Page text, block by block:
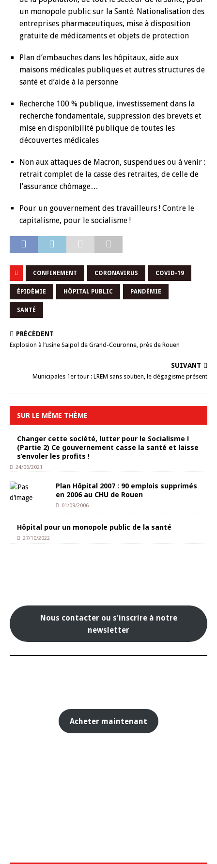
un monopole public sur la Santé. Nationalisation des
entreprises pharmaceutiques, mise à disposition
gratuite de médicaments et objets de protection
Plan d’embauches dans les hôpitaux, aide aux
maisons médicales publiques et autres structures de
santé et d’aide à la personne
Recherche 100 % publique, investissement dans la
recherche fondamentale, suppression des brevets et
mise en disponibilité publique de toutes les
découvertes médicales
Non aux attaques de Macron, suspendues ou à venir :
retrait complet de la casse des retraites, de celle de
l’assurance chômage…
Pour un gouvernement des travailleurs ! Contre le
capitalisme, pour le socialisme !
CONFINEMENT CORONAVIRUS COVID-19
ÉPIDÉMIE HÔPITAL PUBLIC PANDÉMIE
SANTÉ
PRÉCÉDENT
Explosion à l’usine Saipol de Grand-Couronne, près de Rouen
SUIVANT
Municipales 1er tour : LREM sans soutien, le dégagisme présent
SUR LE MÊME THÈME
Changer cette société, lutter pour le Socialisme !
(Partie 2) Ce gouvernement casse la santé et laisse
s’envoler les profits !
24/06/2021
Plan Hôpital 2007 : 90 emplois supprimés
en 2006 au CHU de Rouen
01/09/2006
Hôpital pour un monopole public de la santé
27/10/2022
Nous contacter ou s'inscrire à notre
newsletter
Acheter maintenant